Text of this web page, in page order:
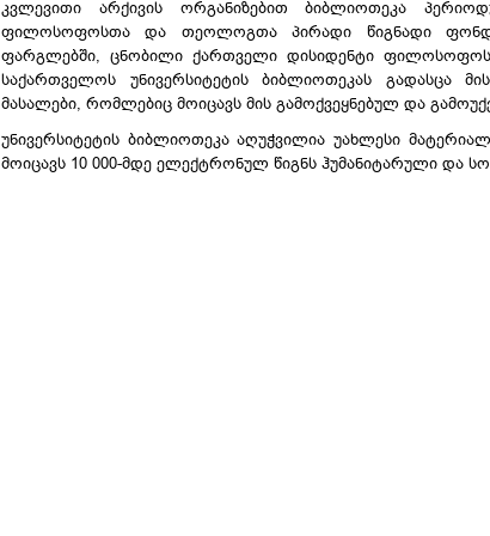
კვლევითი არქივის ორგანიზებით ბიბლიოთეკა
ფილოსოფოსთა და თეოლოგთა პირადი წიგნადი
ფარგლებში, ცნობილი ქართველი დისიდენტი
საქართველოს უნივერსიტეტის ბიბლიოთეკას გადასცა
მასალები, რომლებიც მოიცავს მის გამოქვეყნებულ და
უნივერსიტეტის ბიბლიოთეკა აღუჭვილია უახლესი
მოიცავს 10 000-მდე ელექტრონულ წიგნს ჰუმანიტარული და